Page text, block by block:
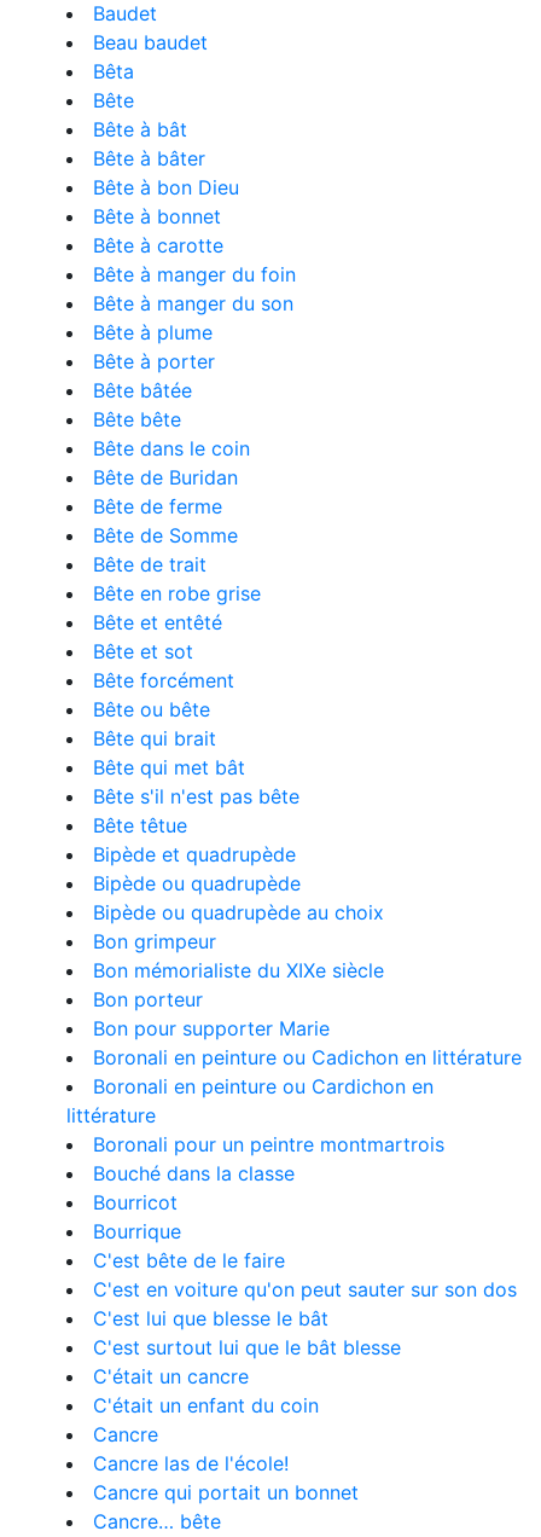
Baudet
Beau baudet
Bêta
Bête
Bête à bât
Bête à bâter
Bête à bon Dieu
Bête à bonnet
Bête à carotte
Bête à manger du foin
Bête à manger du son
Bête à plume
Bête à porter
Bête bâtée
Bête bête
Bête dans le coin
Bête de Buridan
Bête de ferme
Bête de Somme
Bête de trait
Bête en robe grise
Bête et entêté
Bête et sot
Bête forcément
Bête ou bête
Bête qui brait
Bête qui met bât
Bête s'il n'est pas bête
Bête têtue
Bipède et quadrupède
Bipède ou quadrupède
Bipède ou quadrupède au choix
Bon grimpeur
Bon mémorialiste du XIXe siècle
Bon porteur
Bon pour supporter Marie
Boronali en peinture ou Cadichon en littérature
Boronali en peinture ou Cardichon en
littérature
Boronali pour un peintre montmartrois
Bouché dans la classe
Bourricot
Bourrique
C'est bête de le faire
C'est en voiture qu'on peut sauter sur son dos
C'est lui que blesse le bât
C'est surtout lui que le bât blesse
C'était un cancre
C'était un enfant du coin
Cancre
Cancre las de l'école!
Cancre qui portait un bonnet
Cancre… bête